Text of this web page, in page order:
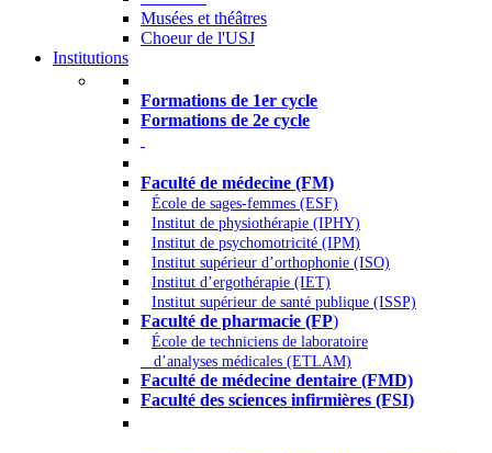
Musées et théâtres
Choeur de l'USJ
Institutions
Formations de 1er cycle
Formations de 2e cycle
Faculté de médecine (FM)
École de sages-femmes (ESF)
Institut de physiothérapie (IPHY)
Institut de psychomotricité (IPM)
Institut supérieur d’orthophonie (ISO)
Institut d’ergothérapie (IET)
Institut supérieur de santé publique (ISSP)
Faculté de pharmacie (FP)
École de techniciens de laboratoire
d’analyses médicales (ETLAM)
Faculté de médecine dentaire (FMD)
Faculté des sciences infirmières (FSI)